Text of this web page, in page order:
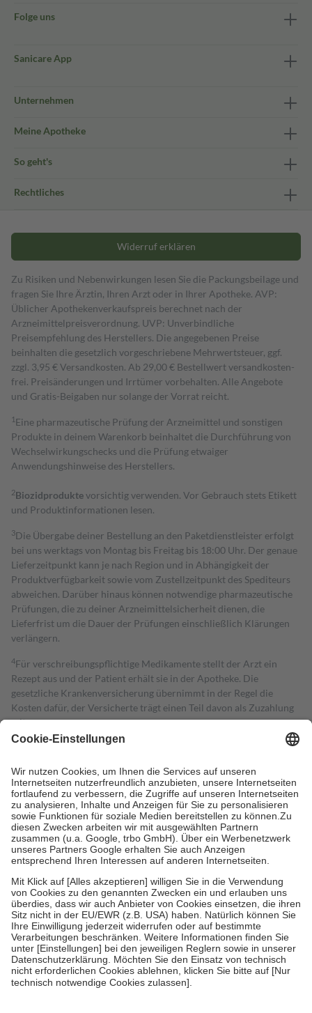
Folge uns
Sanicare App
Unternehmen
Meine Apotheke
So geht's
Rechtliches
Widerruf erklären
Zu Risiken und Nebenwirkungen lesen Sie die Packungsbeilage und
fragen Sie Ihre Ärztin, Ihren Arzt oder in Ihrer Apotheke. AVP:
Üblicher Apothekenverkaufspreis berechnet nach der
Arzneimittelpreisverordnung. UVP: Unverbindliche
Preisempfehlung des Herstellers. Die angegebenen Preise
beinhalten die gesetzlich vorgeschriebene Mehrwertsteuer, ggf.
zzgl. 3,95 € Versandkosten. Ab 29,00 € Bestell­wert versand­kosten­
frei. Preisänderungen und Irrtümer vorbehalten. Alle Angebote
und Gratis-Beigaben nur solange der Vorrat reicht.
1 Eine pharmazeutische Prüfung der Arzneimittel und sonstigen
Produkte in deinem Warenkorb beinhaltet die Durchführung von
Wechselwirkungschecks und die Prüfung etwaiger
Anwendungshinweise des Herstellers.
2Biozidproduktevorsichtig verwenden. Vor Gebrauch stets Etikett
und Produktinformationen lesen.
3Die Übergabe deiner Bestellung an den Paketdienstleister erfolgt
bei uns werktags von Montag bis Freitag bis 18:00 Uhr. Der genaue
Lieferzeitpunkt kann je nach Region und in Abhängigkeit der
Produktverfügbarkeit sowie vom Zustellzeitpunkt des Spediteurs
abweichen. Darüber hinaus können notwendige pharmazeutische
Prüfungen, die zu deiner Arzneimittelsicherheit dienen, die
Lieferfrist um die Dauer der Prüfungen einschließlich Klärungen
verlängern.
4Für verschreibungspflichtige Medikamente stellt der Arzt ein
Rezept aus und der Patient erhält sie in der Apotheke. Die
gesetzliche Krankenversicherung übernimmt in der Regel die
Kosten dafür, der Versicherte trägt einen Teil davon als Zuzahlung
mit.
Grundsätzlich leisten Mitglieder Zuzahlungen in Höhe von zehn
höchstens zehn Euro.
Es sind jedoch nie mehr als die tatsächlichen
Kosten der Leistung zu entrichten.
Diese Regeln gelten grundsätzlich auch für Online-Apotheken.
Bei Heilmitteln und häuslicher Krankenpflege beträgt die
Zuzahlung zehn Prozent der Kosten sowie zehn Euro je
Verordnung.
Um das Engagement der Versicherten für ihre eigene Gesundheit zu
stärken und die besondere Stellung der Familie zu unterstützen,
fallenkeine Zuzahlungenan bei:
• Kindern und Jugendlichen bis zum vollendeten 18. Lebensjahr
mit Ausnahme der Fahrkosten
• Untersuchungen zur Vorsorge und Früherkennung, die von der
GKV getragen werden
• empfohlenen Schutzimpfungen
• Harn- und Blutteststreifen